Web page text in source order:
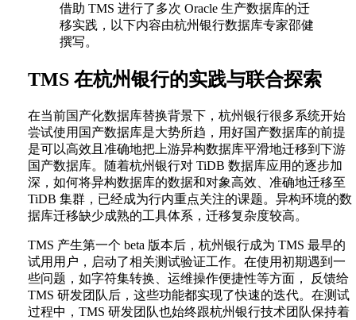
借助 TMS 进行了多次 Oracle 生产数据库的迁
移实践，以下内容由杭州银行数据库专家邵健
撰写。
TMS 在杭州银行的实践与联合探索
在当前国产化数据库替换背景下，杭州银行很多系统开始
尝试使用国产数据库是大势所趋，用好国产数据库的前提
是可以高效且准确地把上游异构数据库平滑地迁移到下游
国产数据库。随着杭州银行对 TiDB 数据库应用的逐步加
深，如何将异构数据库的数据和对象高效、准确地迁移至
TiDB 集群，已经成为行内重点关注的课题。异构环境的数
据库迁移缺少成熟的工具体系，迁移复杂度较高。
TMS 产生第一个 beta 版本后，杭州银行成为 TMS 最早的
试用用户，启动了相关测试验证工作。在使用初期遇到一
些问题，如字符集转换、运维操作便捷性等方面， 反馈给
TMS 研发团队后，这些功能都实现了快速的迭代。在测试
过程中，TMS 研发团队也始终跟杭州银行技术团队保持着